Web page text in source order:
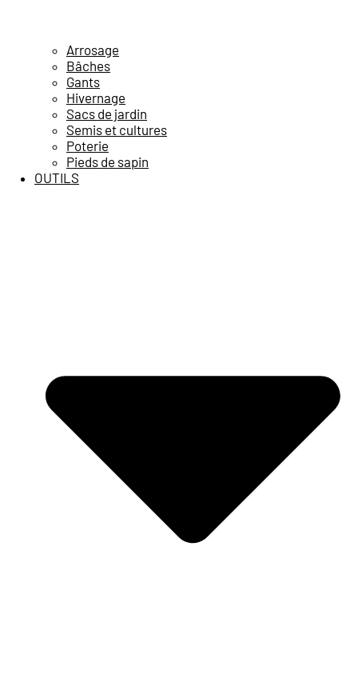
Arrosage
Bâches
Gants
Hivernage
Sacs de jardin
Semis et cultures
Poterie
Pieds de sapin
OUTILS